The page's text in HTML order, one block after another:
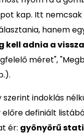
kap. Itt nemcsak
hanem
kell adnia a
méret",
indoklás
előre definiált
ér: gyönyörű